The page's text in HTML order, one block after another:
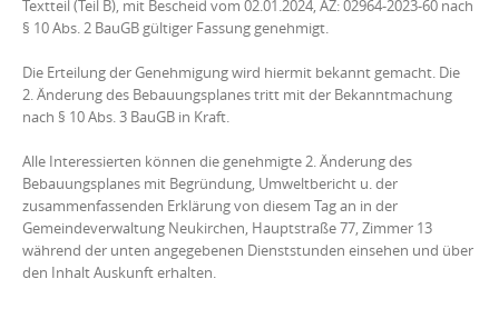
Textteil (Teil B), mit Bescheid vom 02.01.2024, AZ: 02964-2023-60 nach
§ 10 Abs. 2 BauGB gültiger Fassung genehmigt.
Die Erteilung der Genehmigung wird hiermit bekannt gemacht. Die
2. Änderung des Bebauungsplanes tritt mit der Bekanntmachung
nach § 10 Abs. 3 BauGB in Kraft.
Alle Interessierten können die genehmigte 2. Änderung des
Bebauungsplanes mit Begründung, Umweltbericht u. der
zusammenfassenden Erklärung von diesem Tag an in der
Gemeindeverwaltung Neukirchen, Hauptstraße 77, Zimmer 13
während der unten angegebenen Dienststunden einsehen und über
den Inhalt Auskunft erhalten.